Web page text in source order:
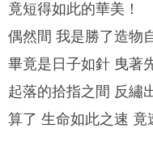
竟短得如此的華美！
偶然間 我是勝了造物
畢竟是日子如針 曳著
起落的拾指之間 反繡
算了 生命如此之速